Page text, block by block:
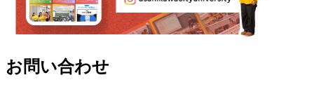
お問い合わせ